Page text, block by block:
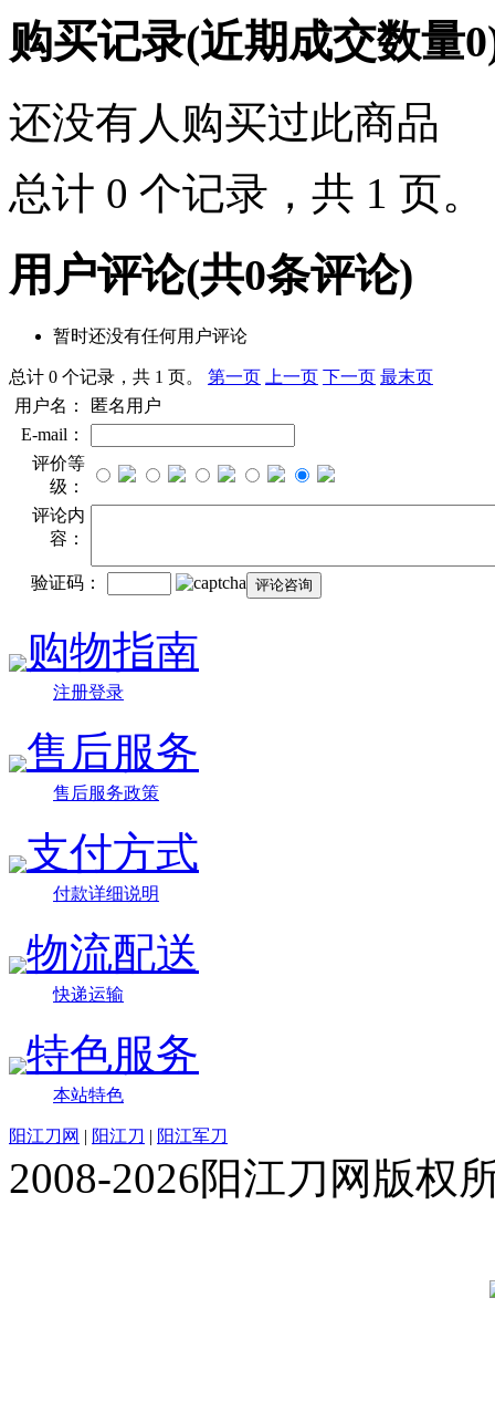
购买记录(近期成交数量0
还没有人购买过此商品
总计 0 个记录，共 1 页。
用户评论(共0条评论)
暂时还没有任何用户评论
总计 0 个记录，共 1 页。 第一页 上一页 下一页 最末页
用户名：
匿名用户
E-mail：
评价等
级：
评论内
容：
验证码：
购物指南
注册登录
售后服务
售后服务政策
支付方式
付款详细说明
物流配送
快递运输
特色服务
本站特色
阳江刀网 | 阳江刀 | 阳江军刀
2008-2026阳江刀网版权